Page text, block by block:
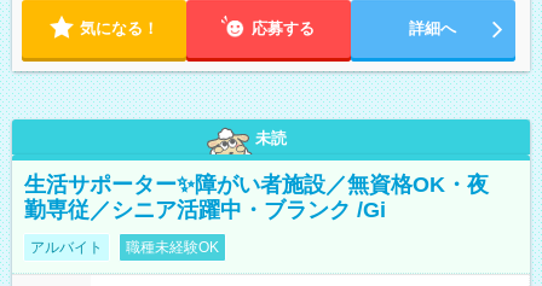
気になる！ 応募する 詳細へ
未読
生活サポーター✨障がい者施設／無資格OK・夜
勤専従／シニア活躍中・ブランク /Gi
アルバイト 職種未経験OK